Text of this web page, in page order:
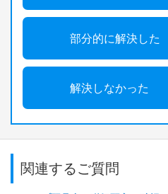
部分的に解決した
解決しなかった
関連するご質問